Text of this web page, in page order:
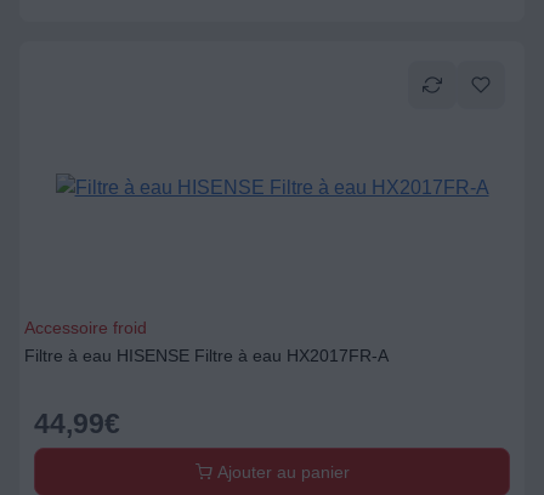
Accessoire froid
Filtre à eau HISENSE Filtre à eau HX2017FR-A
44,99€
Ajouter au panier